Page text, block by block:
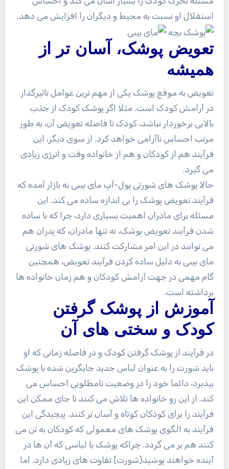
استقلال او نسبت به محیط و دیگران را افزایش می دهد.
تعویض پوشک، آسان تر از
همیشه
تعویض به موقع پوشک یکی از مهم ترین عوامل تاثیرگذار
در آرامش کودک است. مثلا اگر پوشک کودک از جذب
بالایی برخوردار نباشد، کودک تا فاصله تعویض آن، به طور
مرتب احساس ناآرامی خواهد کرد. از سوی دیگر، این
فرآیند هم از کودکان و هم از خانواده وقت و انرژی زیادی
می گیرد.
حالا پوشک های شورتی پول-آپ مای بیبی به بازار آمده که
فرآیند تعویض پوشک را بی اندازه ساده می کند. این
مسئله برای مادران اهمیت بسیاری دارد، چرا که با ساده
شدن فرآیند تعویض پوشک، نه تنها مادران، که پدران هم
می توانند در این امر مشارکت کنند. پوشک های شورتی
مای بیبی به دلیل ساده کردن فرآیند تعویض، همچنین
گام مهمی در جهت آرامش کودکان و هم زمان خانواده ها
برداشته است.
آموزش از پوشک گرفتن
کودک و سختی های آن
در فرآیند از پوشک گرفتن کودک و در فاصله زمانی که او
باید شورت را به عنوان لباس جدید جایگزین شده با پوشک
بپذیرد، دائما خود را در وضعیت نامطلوبی احساس می
کند. از این رو خانواده ها تلاش می کنند تا جای ممکن این
فرآیند را برای کودکان کوتاه و آسان تر کنند. پیچیدگی این
فرآیند به الگوی پوشک های معمولی که کودکان به تن می
کنند هم بر می گردد. چراکه پوشک با لباسی که آن ها در
آینده خواهند پوشید(شورت) تفاوت های زیادی دارد. اما